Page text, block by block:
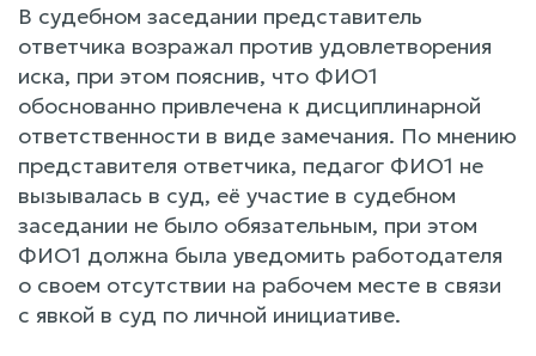
В судебном заседании представитель
ответчика возражал против удовлетворения
иска, при этом пояснив, что ФИО1
обоснованно привлечена к дисциплинарной
ответственности в виде замечания. По мнению
представителя ответчика, педагог ФИО1 не
вызывалась в суд, её участие в судебном
заседании не было обязательным, при этом
ФИО1 должна была уведомить работодателя
о своем отсутствии на рабочем месте в связи
с явкой в суд по личной инициативе.